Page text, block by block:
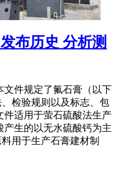
布历史 分析测
文件规定了氟石膏（以下
检验规则以及标志、包
件适用于萤石硫酸法生产
生的以无水硫酸钙为主
用于生产石膏建材制